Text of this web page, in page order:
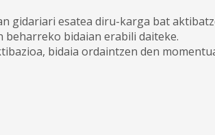
esatea diru-karga bat
beharreko bidaian erabili daiteke.
bidaia ordaintzen den